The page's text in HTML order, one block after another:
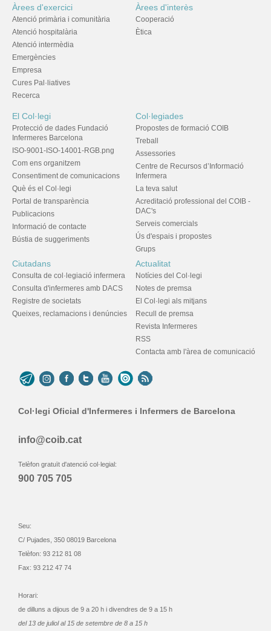
Àrees d'exercici
Atenció primària i comunitària
Atenció hospitalària
Atenció intermèdia
Emergències
Empresa
Cures Pal·liatives
Recerca
Àrees d'interès
Cooperació
Ètica
El Col·legi
Protecció de dades Fundació
Infermeres Barcelona
ISO-9001-ISO-14001-RGB.png
Com ens organitzem
Consentiment de comunicacions
Què és el Col·legi
Portal de transparència
Publicacions
Informació de contacte
Bústia de suggeriments
Col·legiades
Propostes de formació COIB
Treball
Assessories
Centre de Recursos d’Informació
Infermera
La teva salut
Acreditació professional del COIB -
DAC's
Serveis comercials
Ús d'espais i propostes
Grups
Ciutadans
Consulta de col·legiació infermera
Consulta d'infermeres amb DACS
Registre de societats
Queixes, reclamacions i denúncies
Actualitat
Notícies del Col·legi
Notes de premsa
El Col·legi als mitjans
Recull de premsa
Revista Infermeres
RSS
Contacta amb l'àrea de comunicació
Col·legi Oficial d'Infermeres i Infermers de Barcelona
info@coib.cat
Telèfon gratuït d'atenció col·legial:
900 705 705
Seu:
C/ Pujades, 350 08019 Barcelona
Telèfon: 93 212 81 08
Fax: 93 212 47 74
Horari:
de dilluns a dijous de 9 a 20 h i divendres de 9 a 15 h
del 13 de juliol al 15 de setembre de 8 a 15 h